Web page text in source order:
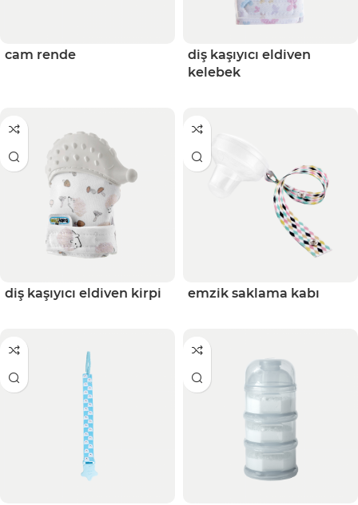
cam rende
diş kaşıyıcı eldiven
kelebek
diş kaşıyıcı eldiven kirpi emzik saklama kabı